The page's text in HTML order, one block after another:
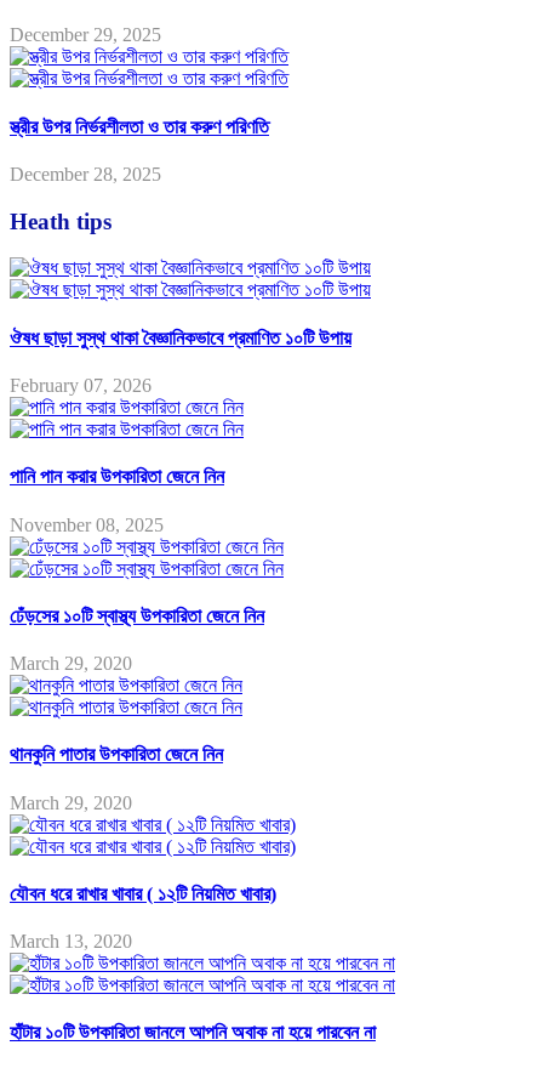
December 29, 2025
স্ত্রীর উপর নির্ভরশীলতা ও তার করুণ পরিণতি
December 28, 2025
Heath tips
ঔষধ ছাড়া সুস্থ থাকা বৈজ্ঞানিকভাবে প্রমাণিত ১০টি উপায়
February 07, 2026
পানি পান করার উপকারিতা জেনে নিন
November 08, 2025
ঢেঁড়সের ১০টি স্বাস্থ্য উপকারিতা জেনে নিন
March 29, 2020
থানকুনি পাতার উপকারিতা জেনে নিন
March 29, 2020
যৌবন ধরে রাখার খাবার ( ১২টি নিয়মিত খাবার)
March 13, 2020
হাঁটার ১০টি উপকারিতা জানলে আপনি অবাক না হয়ে পারবেন না